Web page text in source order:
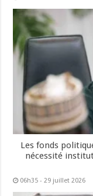
Les fonds
nécessité
06h35 - 29 juillet 2026